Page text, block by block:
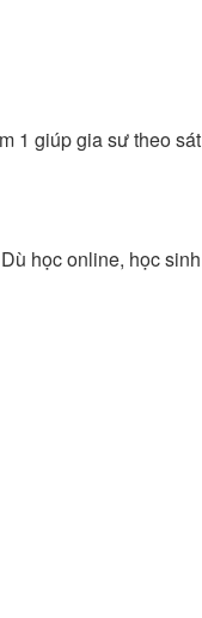
1 giúp gia sư theo sát
học online, học sinh